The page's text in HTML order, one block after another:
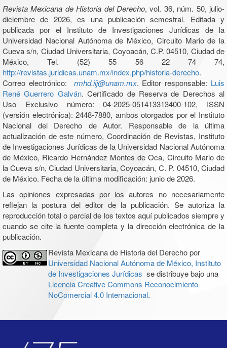
Revista Mexicana de Historia del Derecho, vol. 36, núm. 50, julio-
diciembre de 2026, es una publicación semestral. Editada y
publicada por el Instituto de Investigaciones Jurídicas de la
Universidad Nacional Autónoma de México, Circuito Mario de la
Cueva s/n, Ciudad Universitaria, Coyoacán, C.P. 04510, Ciudad de
México, Tel. (52) 55 56 22 74 74,
http://revistas.juridicas.unam.mx/index.php/historia-derecho.
Correo electrónico:
rmhd.iij@unam.mx. Editor responsable: Luis
René Guerrero Galván. Certificado de Reserva de Derechos al
Uso Exclusivo número: 04-2025-051413313400-102, ISSN
(versión electrónica): 2448-7880, ambos otorgados por el Instituto
Nacional del Derecho de Autor. Responsable de la última
actualización de este número, Coordinación de Revistas, Instituto
de Investigaciones Jurídicas de la Universidad Nacional Autónoma
de México, Ricardo Hernández Montes de Oca, Circuito Mario de
la Cueva s/n, Ciudad Universitaria, Coyoacán, C. P. 04510, Ciudad
de México. Fecha de la última modificación: junio de 2026.
Las opiniones expresadas por los autores no necesariamente
reflejan la postura del editor de la publicación. Se autoriza la
reproducción total o parcial de los textos aquí publicados siempre y
cuando se cite la fuente completa y la dirección electrónica de la
publicación.
Revista Mexicana de Historia del Derecho por
Universidad Nacional Autónoma de México, Instituto
de Investigaciones Jurídicas se distribuye bajo una
Licencia Creative Commons Reconocimiento-
NoComercial 4.0 Internacional.